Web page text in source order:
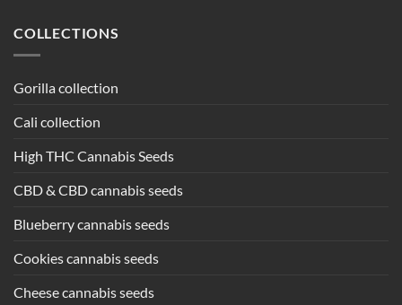
COLLECTIONS
Gorilla collection
Cali collection
High THC Cannabis Seeds
CBD & CBD cannabis seeds
Blueberry cannabis seeds
Cookies cannabis seeds
Cheese cannabis seeds